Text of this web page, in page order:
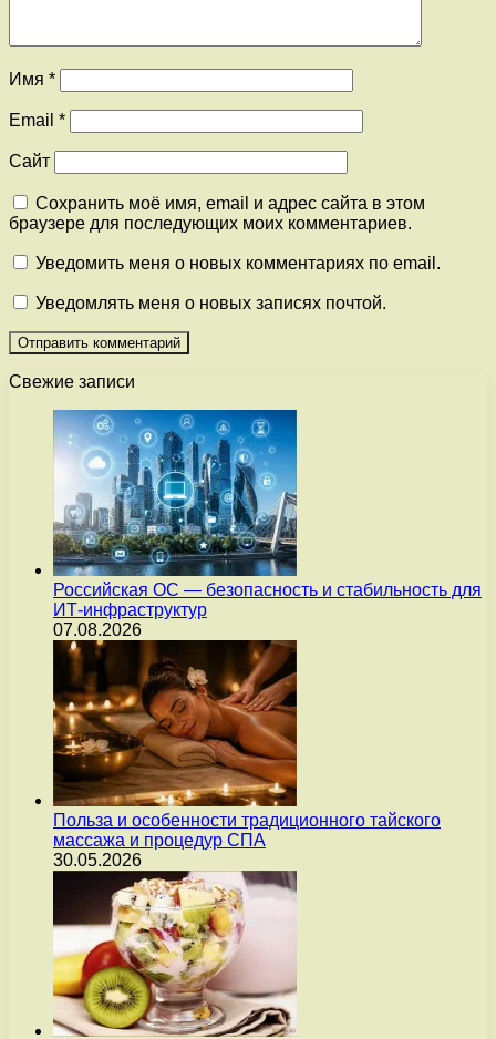
Имя *
Email *
Сайт
Сохранить моё имя, email и адрес сайта в этом
браузере для последующих моих комментариев.
Уведомить меня о новых комментариях по email.
Уведомлять меня о новых записях почтой.
Свежие записи
Российская ОС — безопасность и стабильность для
ИТ-инфраструктур
07.08.2026
Польза и особенности традиционного тайского
массажа и процедур СПА
30.05.2026